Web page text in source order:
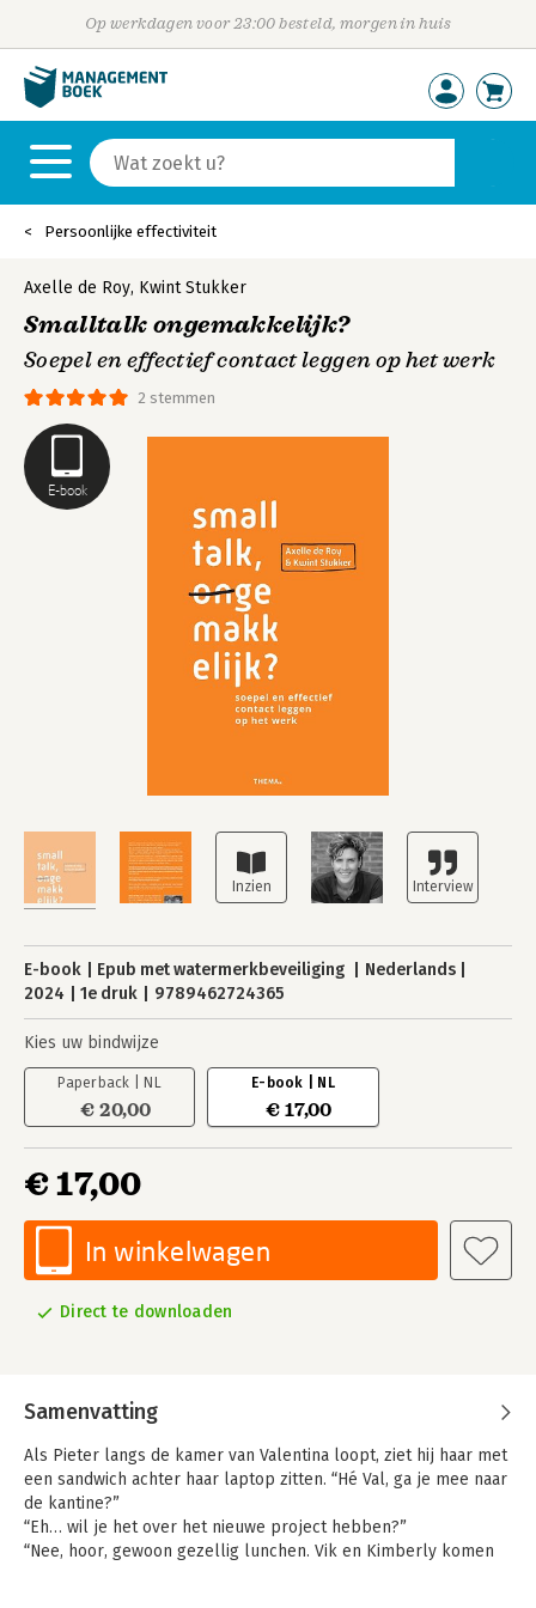
Op werkdagen voor 23:00 besteld, morgen in huis
Persoonlijke effectiviteit
E-book
2 stemmen
Axelle de Roy, Kwint Stukker
Smalltalk ongemakkelijk?
Soepel en effectief contact leggen op het werk
E-book Epub met watermerkbeveiliging
Nederlands
2024
1e druk 9789462724365
Kies uw bindwijze
Paperback | NL
€ 20,00
E-book | NL
€ 17,00
€ 17,00
In winkelwagen
Direct te downloaden
Samenvatting
Als Pieter langs de kamer van Valentina loopt, ziet hij haar met
een sandwich achter haar laptop zitten. “Hé Val, ga je mee naar
de kantine?”
“Eh… wil je het over het nieuwe project hebben?”
“Nee, hoor, gewoon gezellig lunchen. Vik en Kimberly komen